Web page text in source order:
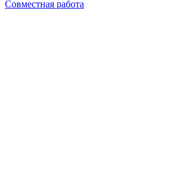
Совместная работа